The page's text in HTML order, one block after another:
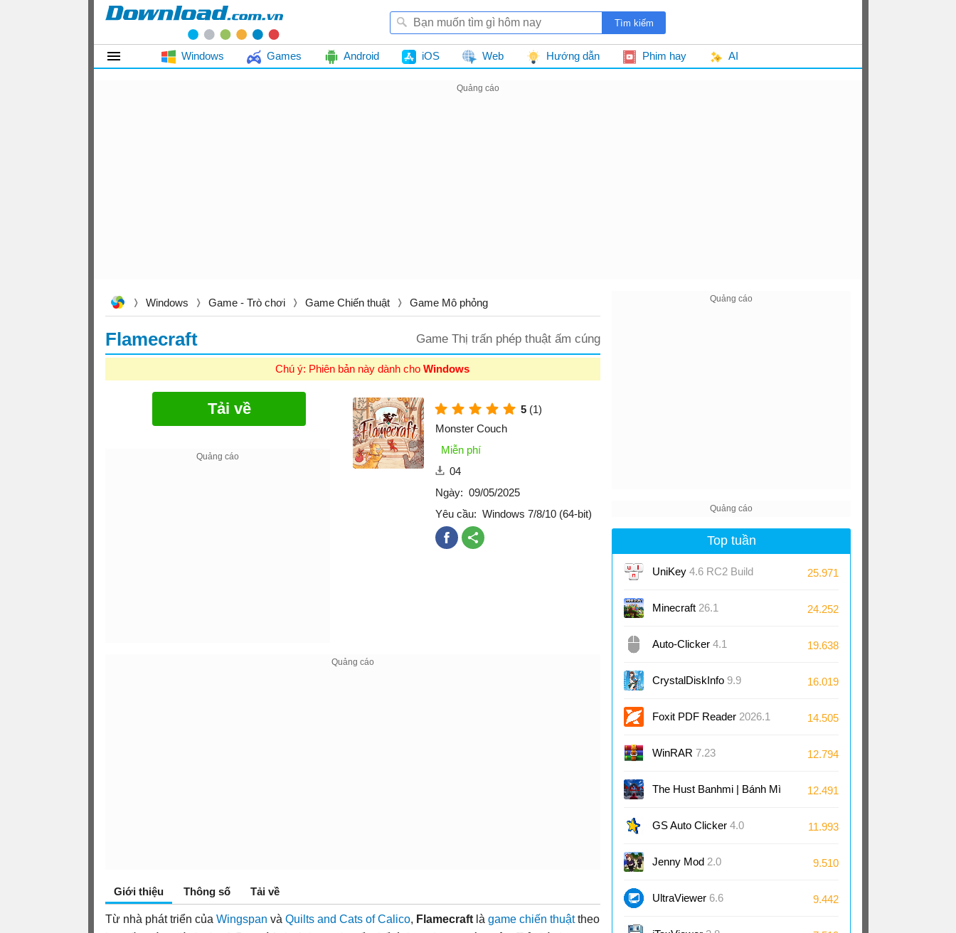
Windows Games Android iOS Web Hướng dẫn Phim hay AI
Windows Game - Trò chơi Game Chiến thuật Game Mô phỏng
Flamecraft Game Thị trấn phép thuật ấm cúng
Chú ý: Phiên bản này dành cho Windows
Tải về 5 (1)
Monster Couch
Miễn phí
04
Ngày: 09/05/2025
Yêu cầu: Windows 7/8/10 (64-bit)
Giới thiệu Thông số Tải về
Từ nhà phát triển của Wingspan và Quilts and Cats of Calico, Flamecraft là game chiến thuậttheo
Top tuần
UniKey 4.6 RC2 Build
230919
25.971
Minecraft 26.1 24.252
Auto-Clicker 4.1 19.638
CrystalDiskInfo 9.9 16.019
Foxit PDF Reader 2026.1 14.505
WinRAR 7.23 12.794
The Hust Banhmi | Bánh Mì
Bách Khoa
12.491
GS Auto Clicker 4.0 11.993
Jenny Mod 2.0 9.510
UltraViewer 6.6 9.442